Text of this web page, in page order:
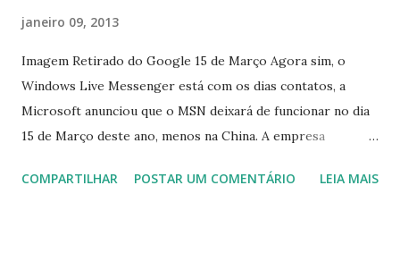
janeiro 09, 2013
Imagem Retirado do Google 15 de Março Agora sim, o
Windows Live Messenger está com os dias contatos, a
Microsoft anunciou que o MSN deixará de funcionar no dia
15 de Março deste ano, menos na China. A empresa
integrado com o serviço do MSN, segundo a empresa, os
COMPARTILHAR POSTAR UM COMENTÁRIO LEIA MAIS